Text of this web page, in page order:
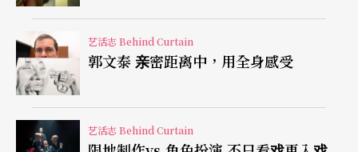
集，从前台接待就让观众有多层观看感受，「那时
候听大家说 Sleep No More多棒，想自己做一个试试
看。」刚好台大学生来问艺术季合作，要在旧体育
馆演出，将近七十个学生演员供运用，顺势推舟就
做出了一场每位观众都扮演一个角色的真人RPG，
艺活志 Behind Curtain
郭文泰 亲密距离中，用全身感受
艺活志 Behind Curtain